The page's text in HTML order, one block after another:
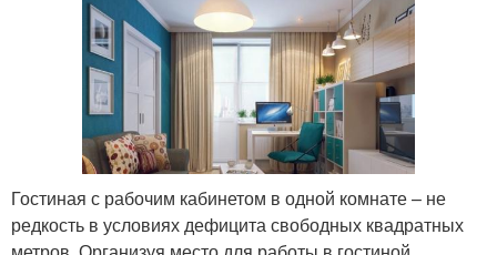
Гостиная с рабочим кабинетом в одной комнате – не
редкость в условиях дефицита свободных квадратных